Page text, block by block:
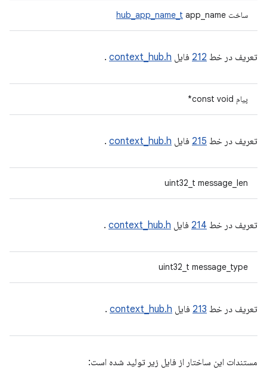
ساخت hub_app_name_t app_name
تعریف در خط 212 فایل context_hub.h
.
پیام const void*
تعریف در خط 215 فایل context_hub.h
.
uint32_t message_len
تعریف در خط 214 فایل context_hub.h
.
uint32_t message_type
تعریف در خط 213 فایل context_hub.h
.
مستندات این ساختار از فایل زیر تولید شده است: